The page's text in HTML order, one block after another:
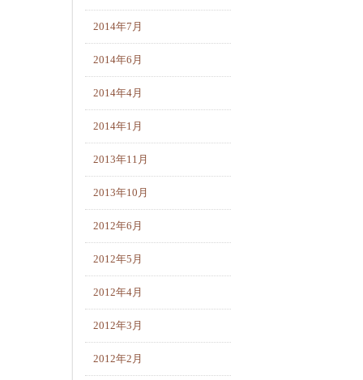
2014年7月
2014年6月
2014年4月
2014年1月
2013年11月
2013年10月
2012年6月
2012年5月
2012年4月
2012年3月
2012年2月